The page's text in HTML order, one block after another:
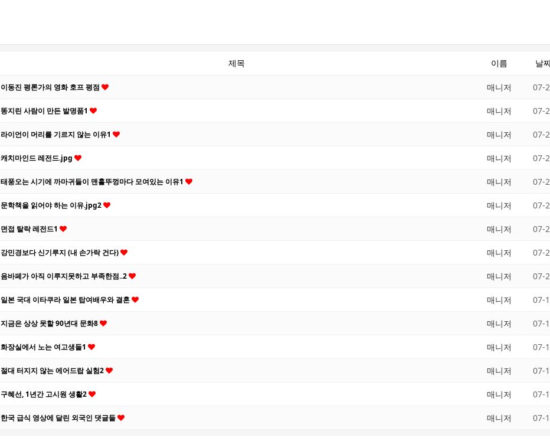
제목 이름 날
이동진 평론가의 영화 호프 평점 매니저 07-
똥지린 사람이 만든 발명품1 매니저 07-
라이언이 머리를 기르지 않는 이유1 매니저 07-
캐치마인드 레전드.jpg 매니저 07-
태풍오는 시기에 까마귀들이 맨홀뚜껑마다 모여있는 이유1 매니저 07-
문학책을 읽어야 하는 이유.jpg2 매니저 07-
면접 탈락 레전드1 매니저 07-
강민경보다 신기루지 (내 손가락 건다) 매니저 07-
음바페가 아직 이루지못하고 부족한점..2 매니저 07-
일본 국대 이타쿠라 일본 탑여배우와 결혼 매니저 07-
지금은 상상 못할 90년대 문화8 매니저 07-
화장실에서 노는 여고생들1 매니저 07-
절대 터지지 않는 에어드랍 실험2 매니저 07-
구혜선, 1년간 고시원 생활2 매니저 07-
한국 급식 영상에 달린 외국인 댓글들 매니저 07-